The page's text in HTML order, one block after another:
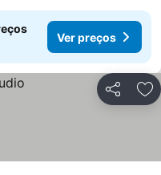
Ver preços
Partilhar